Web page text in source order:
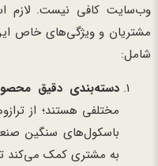
وب‌سایت کافی نیست. لازم
مشتریان و ویژگی‌های خاص
شامل:
دسته‌بندی دقیق
مختلفی هستند؛ از
باسکول‌های سنگین
به مشتری کمک می‌کند